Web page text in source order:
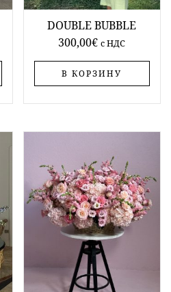
DOUBLE BUBBLE
300,00€ c НДС
В КОРЗИНУ